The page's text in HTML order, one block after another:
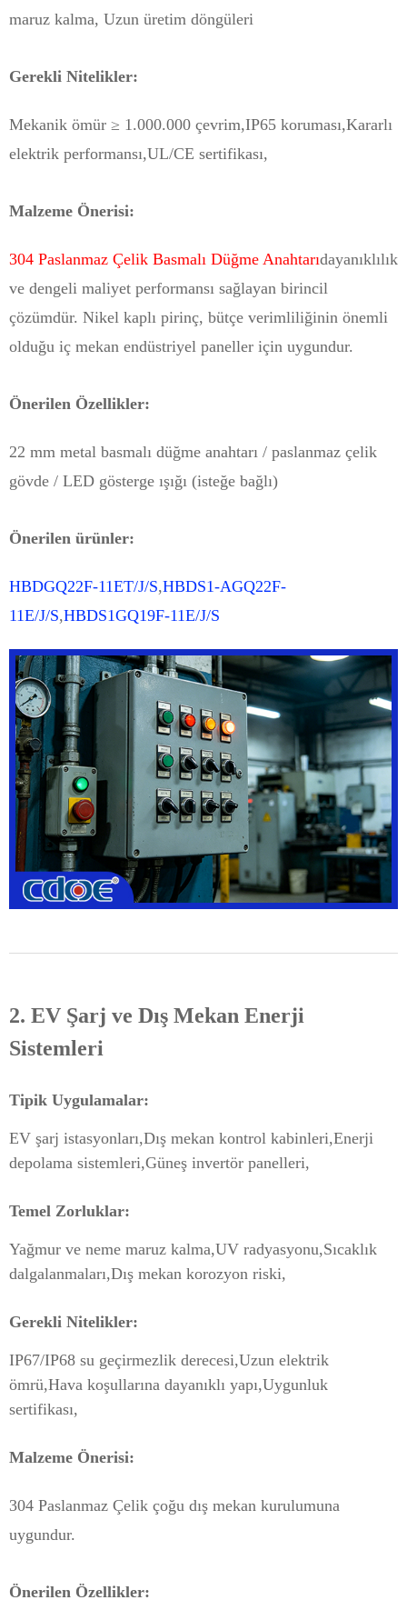
maruz kalma, Uzun üretim döngüleri
Gerekli Nitelikler:
Mekanik ömür ≥ 1.000.000 çevrim,IP65 koruması,Kararlı
elektrik performansı,UL/CE sertifikası,
Malzeme Önerisi:
304 Paslanmaz Çelik Basmalı Düğme Anahtarıdayanıklılık
ve dengeli maliyet performansı sağlayan birincil
çözümdür. Nikel kaplı pirinç, bütçe verimliliğinin önemli
olduğu iç mekan endüstriyel paneller için uygundur.
Önerilen Özellikler:
22 mm metal basmalı düğme anahtarı / paslanmaz çelik
gövde / LED gösterge ışığı (isteğe bağlı)
Önerilen ürünler:
HBDGQ22F-11ET/J/S,HBDS1-AGQ22F-
11E/J/S,HBDS1GQ19F-11E/J/S
2. EV Şarj ve Dış Mekan Enerji
Sistemleri
Tipik Uygulamalar:
EV şarj istasyonları,Dış mekan kontrol kabinleri,Enerji
depolama sistemleri,Güneş invertör panelleri,
Temel Zorluklar:
Yağmur ve neme maruz kalma,UV radyasyonu,Sıcaklık
dalgalanmaları,Dış mekan korozyon riski,
Gerekli Nitelikler:
IP67/IP68 su geçirmezlik derecesi,Uzun elektrik
ömrü,Hava koşullarına dayanıklı yapı,Uygunluk
sertifikası,
Malzeme Önerisi:
304 Paslanmaz Çelik çoğu dış mekan kurulumuna
uygundur.
Önerilen Özellikler: